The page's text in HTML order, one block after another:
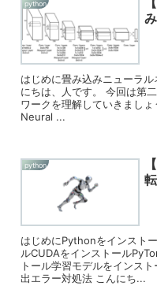
python
はじめに畳み込みニューラ
にちは、人です。 今回は第
ワークを理解していきまし
Neural ...
python
転
はじめにPythonをインスト
ルCUDAをインストール
トール学習モデルをインス
出エラー対処法 こんにち...